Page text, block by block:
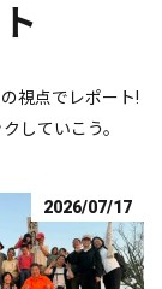
視点でレポート!
していこう。
2026/07/17